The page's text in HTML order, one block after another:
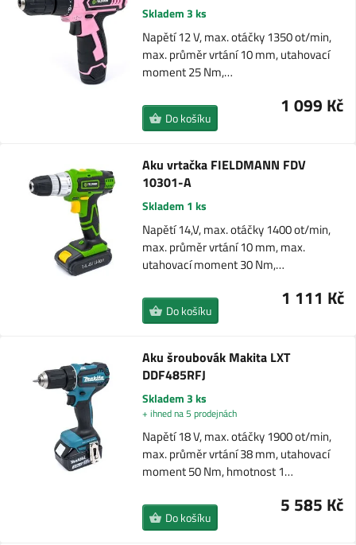
Skladem 3 ks
Napětí 12 V, max. otáčky 1350 ot/min,
max. průměr vrtání 10 mm, utahovací
moment 25 Nm,…
1 099 Kč
Do košíku
Aku vrtačka FIELDMANN FDV
10301-A
Skladem 1 ks
Napětí 14,V, max. otáčky 1400 ot/min,
max. průměr vrtání 10 mm, max.
utahovací moment 30 Nm,…
1 111 Kč
Do košíku
Aku šroubovák Makita LXT
DDF485RFJ
Skladem 3 ks
+ ihned na 5 prodejnách
Napětí 18 V, max. otáčky 1900 ot/min,
max. průměr vrtání 38 mm, utahovací
moment 50 Nm, hmotnost 1…
5 585 Kč
Do košíku